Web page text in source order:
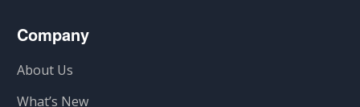
Company
About Us
What’s New